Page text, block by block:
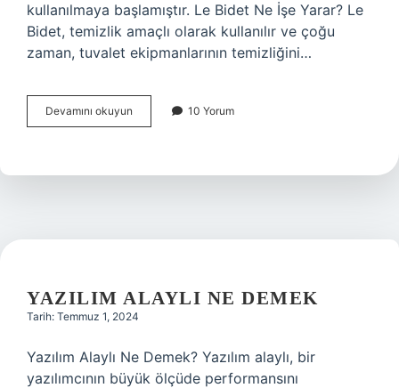
kullanılmaya başlamıştır. Le Bidet Ne İşe Yarar? Le
Bidet, temizlik amaçlı olarak kullanılır ve çoğu
zaman, tuvalet ekipmanlarının temizliğini…
Devamını okuyun
Bidet
10 Yorum
YAZILIM ALAYLI NE DEMEK
Tarih: Temmuz 1, 2024
Yazılım Alaylı Ne Demek? Yazılım alaylı, bir
yazılımcının büyük ölçüde performansını